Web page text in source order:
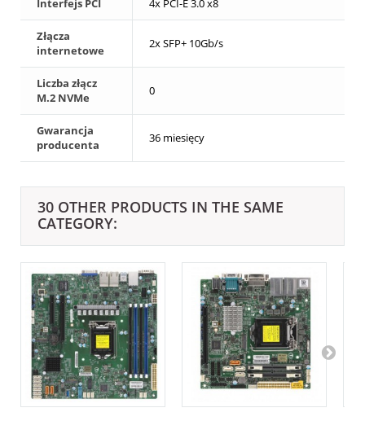
Interfejs PCI 4x PCI-E 3.0 x8
Złącza
internetowe
2x SFP+ 10Gb/s
Liczba złącz
M.2 NVMe
0
Gwarancja
producenta
36 miesięcy
30 OTHER PRODUCTS IN THE SAME
CATEGORY: